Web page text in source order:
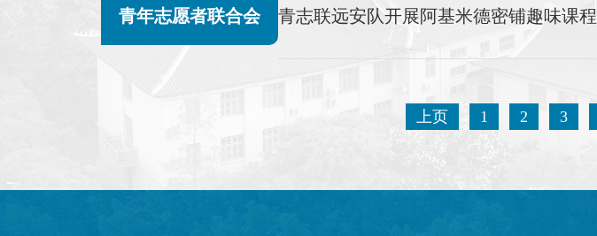
青年志愿者联合会 青志联远安队开展阿基米德密铺趣味课程
上页 1 2 3